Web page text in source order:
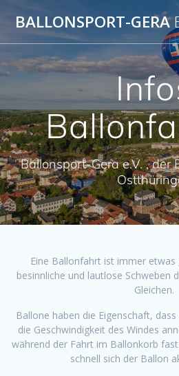
Inhalt
BALLONSPORT-GERA
Ballonsport-Gera e.V. , der
Eine Ballonfahrt ist immer etwas
besinnliche und lautlose Schweben
Gleichen.
Ballone haben die Eigenschaft,
die Geschwindigkeit des Windes
während der Fahrt im Ballonkorb
schnell sich der Ballon